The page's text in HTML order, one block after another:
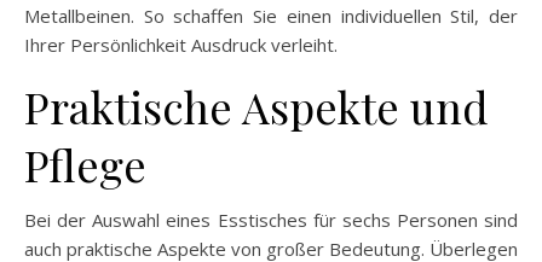
Metallbeinen. So schaffen Sie einen individuellen Stil, der
Ihrer Persönlichkeit Ausdruck verleiht.
Praktische Aspekte und
Pflege
Bei der Auswahl eines Esstisches für sechs Personen sind
auch praktische Aspekte von großer Bedeutung. Überlegen